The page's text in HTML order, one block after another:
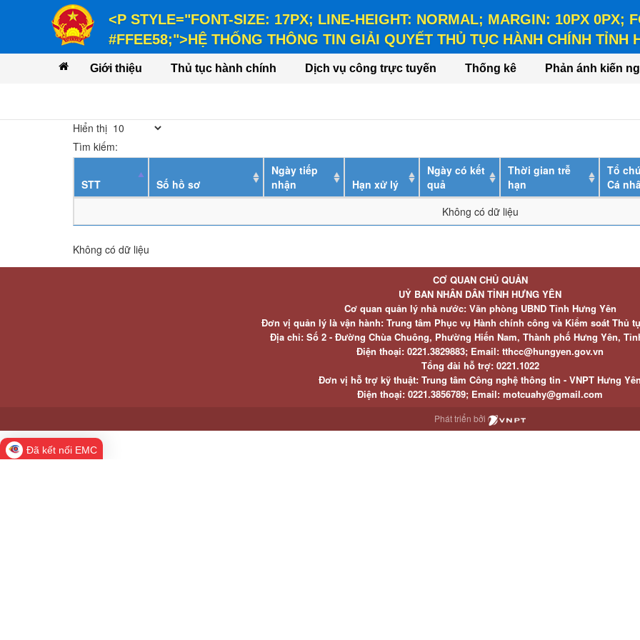
<P STYLE="FONT-SIZE: 17PX; LINE-HEIGHT: NORMAL; MARGIN: 10PX 0PX;
#FFEE58;">HỆ THỐNG THÔNG TIN GIẢI QUYẾT THỦ TỤC HÀNH CHÍNH TỈNH
<P STYLE="FONT-SIZE: 14PX; LINE-HEIGHT: NORMAL; MARGIN: 10PX 0PX; FONT-WEIGHT:
VỤ</P>
Giới thiệu Thủ tục hành chính Dịch vụ công trực tuyến Thống kê Phản ánh kiến
Hiển thị
Tìm kiếm:
STT Số hồ sơ
Ngày tiếp
nhận
Hạn xử lý
Ngày có kết
quả
Thời gian trễ
hạn
Tổ
Cá
Không có dữ liệu
Không có dữ liệu
CƠ QUAN CHỦ QUẢN
UỶ BAN NHÂN DÂN TỈNH HƯNG YÊN
Cơ quan quản lý nhà nước: Văn phòng UBND Tỉnh Hưng Yên
Đơn vị quản lý là vận hành: Trung tâm Phục vụ Hành chính công và Kiểm soát Thủ
Địa chỉ: Số 2 - Đường Chùa Chuông, Phường Hiến Nam, Thành phố Hưng Yên,
Điện thoại: 0221.3829883; Email: tthcc@hungyen.gov.vn
Tổng đài hỗ trợ: 0221.1022
Đơn vị hỗ trợ kỹ thuật: Trung tâm Công nghệ thông tin - VNPT Hưng Yên
Điện thoại: 0221.3856789; Email: motcuahy@gmail.com
Phát triển bởi
Đã kết nối EMC